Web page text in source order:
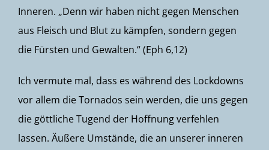
Inneren. „Denn wir haben nicht gegen Menschen
aus Fleisch und Blut zu kämpfen, sondern gegen
die Fürsten und Gewalten.“ (Eph 6,12)
Ich vermute mal, dass es während des Lockdowns
vor allem die Tornados sein werden, die uns gegen
die göttliche Tugend der Hoffnung verfehlen
lassen. Äußere Umstände, die an unserer inneren